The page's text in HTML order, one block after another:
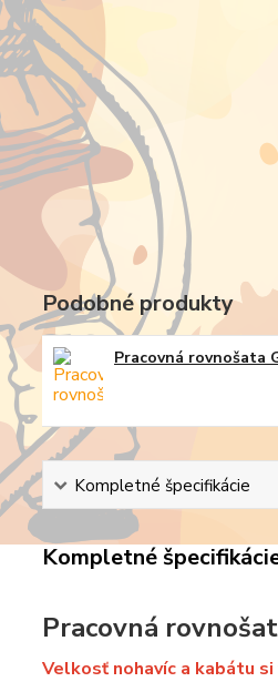
Podobné produkty
Pracovná rovnošata
Kompletné špecifikácie
Kompletné
Pracovná
Velkosť nohavíc a kabátu